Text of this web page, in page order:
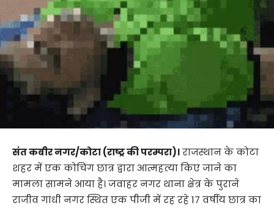
संत कबीर नगर/कोटा (राष्ट्र की परम्परा)।राजस्थान के कोटा
शहर में एक कोचिंग छात्र द्वारा आत्महत्या किए जाने का
मामला सामने आया है। जवाहर नगर थाना क्षेत्र के पुराने
राजीव गांधी नगर स्थित एक पीजी में रह रहे 17 वर्षीय छात्र का